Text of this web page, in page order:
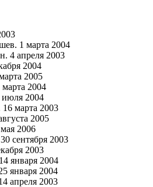
1 марта 2004
4 апреля 2003
2004
2005
2004
2004
марта 2003
2005
2006
сентября 2003
2003
января 2004
января 2004
апреля 2003